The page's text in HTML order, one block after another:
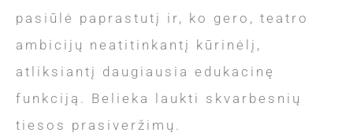
pasiūlė paprastutį ir, ko gero, teatro
ambicijų neatitinkantį kūrinėlį,
atliksiantį daugiausia edukacinę
funkciją. Belieka laukti skvarbesnių
tiesos prasiveržimų.